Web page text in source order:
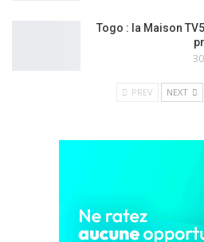
Togo : la Maison
PREV NEXT